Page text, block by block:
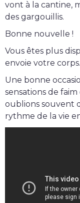
vont à la cantine,
des gargouillis.
Bonne nouvelle !
Vous êtes plus
envoie votre corps.
Une bonne
sensations de
oublions souvent
rythme de la vie